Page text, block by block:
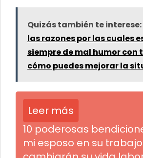
Quizás también te interese:
las razones por las cuales
siempre de mal humor con
cómo puedes mejorar la
Leer más
10 poderosas
mi esposo en su